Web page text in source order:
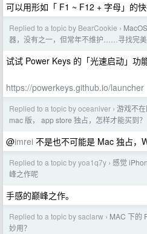
可以用形如「 F1 ~ F12 + 字母」的
Replied to a topic by BearCookie ›
器，没有之一，但常年不维护……寻找完
试试 Power Keys 的「光速启动」功能
https://powerkeys.github.io/launcher
Replied to a topic by oceaniver › 游戏不
mac 版， app store 独占，怎样才能买到？
@imrei 不是也不可能是 Mac 独占，
Replied to a topic by yoa1q7y › 感觉
峰之作呢
手感的巅峰之作。
Replied to a topic by saclarw › MAC 下的
妙用？